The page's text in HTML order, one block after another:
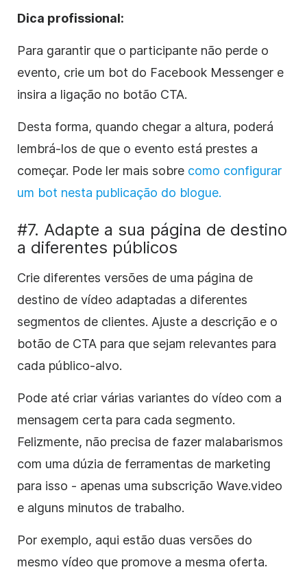
Dica profissional:
Para garantir que o participante não perde o
evento, crie um bot do Facebook Messenger e
insira a ligação no botão CTA.
Desta forma, quando chegar a altura, poderá
lembrá-los de que o evento está prestes a
começar. Pode ler mais sobre como configurar
um bot nesta publicação do blogue.
#7. Adapte a sua página de destino
a diferentes públicos
Crie diferentes versões de uma página de
destino de vídeo adaptadas a diferentes
segmentos de clientes. Ajuste a descrição e o
botão de CTA para que sejam relevantes para
cada público-alvo.
Pode até criar várias variantes do vídeo com a
mensagem certa para cada segmento.
Felizmente, não precisa de fazer malabarismos
com uma dúzia de ferramentas de marketing
para isso - apenas uma subscrição Wave.video
e alguns minutos de trabalho.
Por exemplo, aqui estão duas versões do
mesmo vídeo que promove a mesma oferta.